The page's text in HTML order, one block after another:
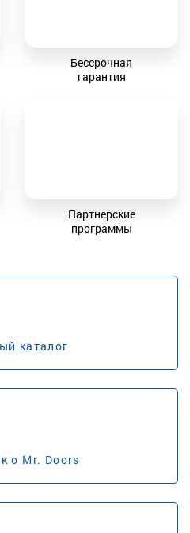
Бессрочная
гарантия
Партнерские
программы
каталог
о Mr. Doors